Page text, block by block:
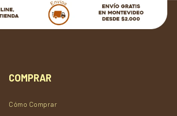
COMPRAR
Cómo Comprar